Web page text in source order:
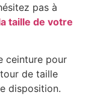
pas à
taille de votre
ceinture pour
de taille
disposition.